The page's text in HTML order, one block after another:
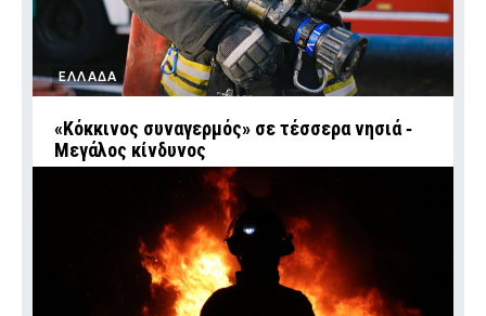
ΕΛΛΑΔΑ
«Κόκκινος συναγερμός» σε τέσσερα νησιά ‑
Μεγάλος κίνδυνος